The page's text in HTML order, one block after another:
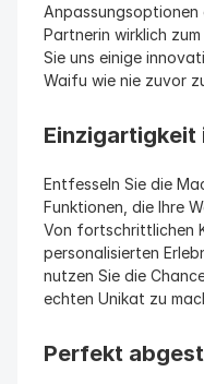
Anpassungsoptionen
Partnerin wirklich
Sie uns einige
Waifu wie nie zuvor
Einzigartigkeit
Entfesseln Sie die
Funktionen, die Ihre
Von fortschrittlichen
personalisierten
nutzen Sie die
echten Unikat zu
Perfekt